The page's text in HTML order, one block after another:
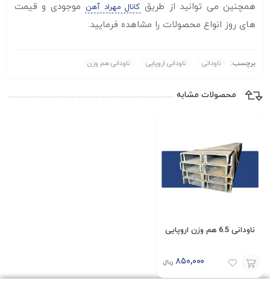
همچنین می توانید از طریق کانال مهراد آهن موجودی و قیمت
های روز انواع محصولات را مشاهده فرمایید.
برچسب: ناودانی ناودانی اروپایی ناودانی هم وزن
محصولات مشابه
ناودانی 6.5 هم وزن اروپایی
۸۵۰,۰۰۰ ریال